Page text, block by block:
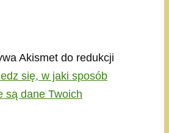
Akismet do redukcji
się, w jaki sposób
są dane Twoich